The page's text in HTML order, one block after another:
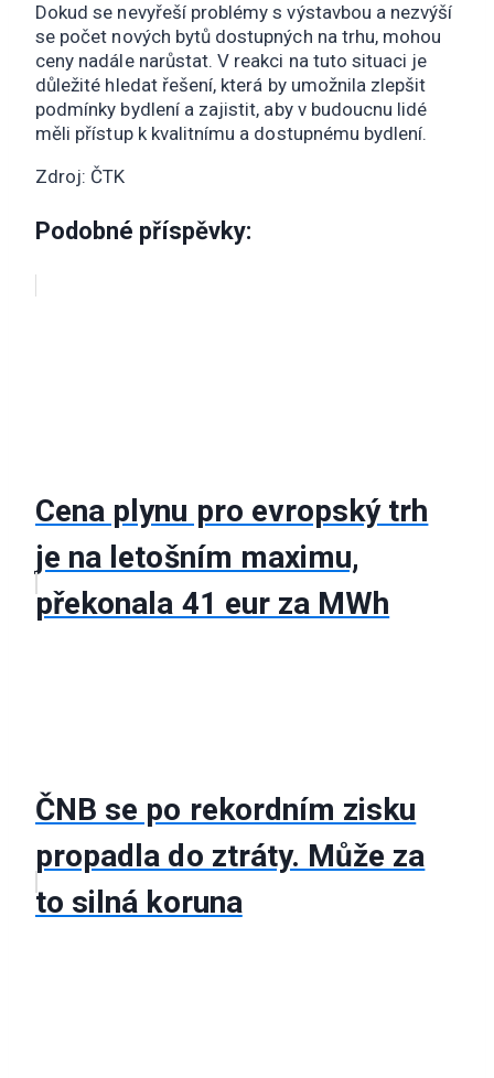
Dokud se nevyřeší problémy s výstavbou a nezvýší
se počet nových bytů dostupných na trhu, mohou
ceny nadále narůstat. V reakci na tuto situaci je
důležité hledat řešení, která by umožnila zlepšit
podmínky bydlení a zajistit, aby v budoucnu lidé
měli přístup k kvalitnímu a dostupnému bydlení.
Zdroj: ČTK
Podobné příspěvky:
Cena plynu pro evropský trh
je na letošním maximu,
překonala 41 eur za MWh
ČNB se po rekordním zisku
propadla do ztráty. Může za
to silná koruna